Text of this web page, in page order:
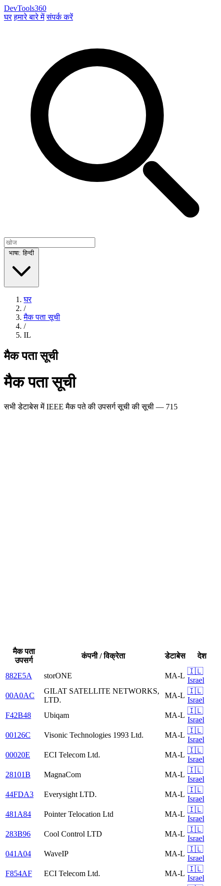
DevTools360
घर हमारे बारे में संपर्क करें
भाषा: हिन्दी
घर
/
मैक पता सूची
/
IL
मैक पता सूची
मैक पता सूची
सभी डेटाबेस में IEEE मैक पते की उपसर्ग सूची की सूची — 715
मैक पता
उपसर्ग
कंपनी / विक्रेता डेटाबेस देश
882E5A storONE MA-L
🇮🇱
Israel
00A0AC
GILAT SATELLITE NETWORKS,
LTD.
MA-L
🇮🇱
Israel
F42B48
Ubiqam MA-L
🇮🇱
Israel
00126C
Visonic Technologies 1993 Ltd. MA-L
🇮🇱
Israel
00020E
ECI Telecom Ltd. MA-L
🇮🇱
Israel
28101B
MagnaCom MA-L
🇮🇱
Israel
44FDA3
Everysight LTD. MA-L
🇮🇱
Israel
481A84
Pointer Telocation Ltd MA-L
🇮🇱
Israel
283B96
Cool Control LTD MA-L
🇮🇱
Israel
041A04
WaveIP MA-L
🇮🇱
Israel
F854AF
ECI Telecom Ltd. MA-L
🇮🇱
Israel